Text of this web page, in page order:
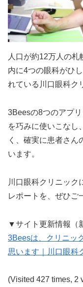
人口が約12万人の
内に4つの眼科がひ
れている川口眼科ク
3Beesの8つのアプ
を巧みに使いこなし
く、確実に患者さん
います。
川口眼科クリニック
レポートを、ぜひご
▼サイト更新情報（
3Beesは、クリニッ
思います｜川口眼科
(Visited 427 times, 2